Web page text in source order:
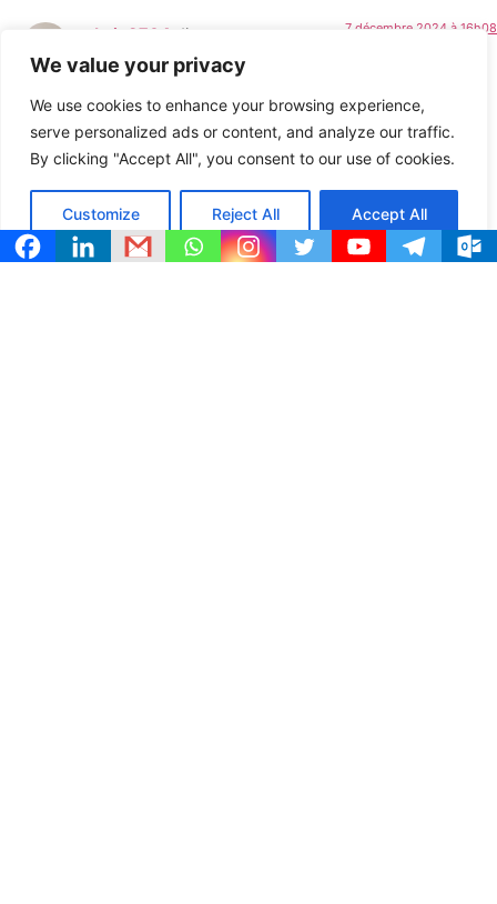
We value your privacy
We use cookies to enhance your browsing experience,
serve personalized ads or content, and analyze our traffic.
By clicking "Accept All", you consent to our use of cookies.
Customize Reject All Accept All
admin8764 dit : 7 décembre 2024 à 16h08
Merci jackie pour ton commentaires, en effet l’idée était de
proposer des astuces simples à réliser, sans matériel, sans
rendez-vous. A te lire Daphné
chargement…
Répondre